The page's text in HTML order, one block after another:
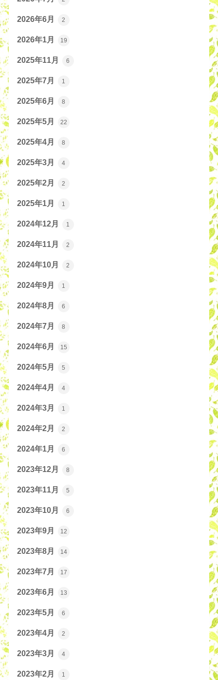
2026年6月 2
2026年1月 19
2025年11月 6
2025年7月 1
2025年6月 8
2025年5月 22
2025年4月 8
2025年3月 4
2025年2月 2
2025年1月 1
2024年12月 1
2024年11月 2
2024年10月 2
2024年9月 1
2024年8月 6
2024年7月 8
2024年6月 15
2024年5月 5
2024年4月 4
2024年3月 1
2024年2月 2
2024年1月 6
2023年12月 8
2023年11月 5
2023年10月 6
2023年9月 12
2023年8月 14
2023年7月 17
2023年6月 13
2023年5月 6
2023年4月 2
2023年3月 4
2023年2月 1